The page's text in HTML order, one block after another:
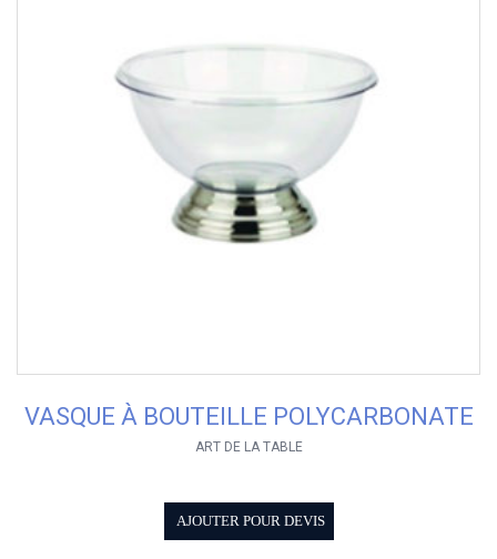
VASQUE À BOUTEILLE POLYCARBONATE
ART DE LA TABLE
AJOUTER POUR DEVIS